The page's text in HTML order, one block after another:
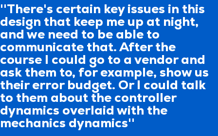
''There's certain key issues in this
design that keep me up at night,
and we need to be able to
communicate that. After the
course I could go to a vendor and
ask them to, for example, show us
their error budget. Or I could talk
to them about the controller
dynamics overlaid with the
mechanics dynamics''